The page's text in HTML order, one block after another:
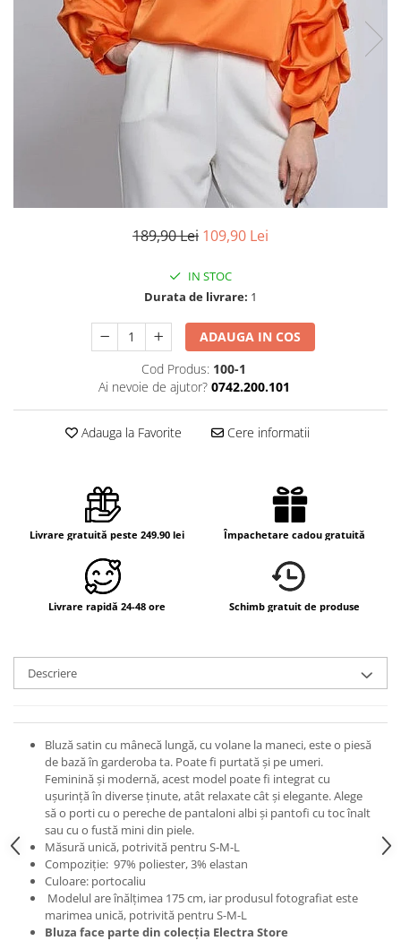
189,90 Lei 109,90 Lei
IN STOC
Durata de livrare: 1
ADAUGA IN COS
Cod Produs: 100-1
Ai nevoie de ajutor? 0742.200.101
Adauga la Favorite Cere informatii
Livrare gratuită peste 249.90 lei Împachetare cadou gratuită
Livrare rapidă 24-48 ore Schimb gratuit de produse
Descriere
Bluză satin cu mânecă lungă, cu volane la maneci, este o piesă
de bază în garderoba ta. Poate fi purtată și pe umeri.
Feminină și modernă, acest model poate fi integrat cu
ușurință în diverse ținute, atât relaxate cât și elegante. Alege
să o porti cu o pereche de pantaloni albi și pantofi cu toc înalt
sau cu o fustă mini din piele.
Măsură unică, potrivită pentru S-M-L
Compoziție: 97% poliester,3% elastan
Culoare: portocaliu
Modelul are înălțimea 175 cm, iar produsul fotografiat este
marimea unică, potrivită pentru S-M-L
Bluza face parte din colecția Electra Store